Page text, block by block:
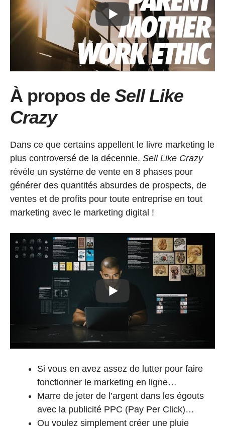
À propos de Sell Like
Crazy
Dans ce que certains appellent le livre marketing le
plus controversé de la décennie. Sell Like Crazy
révèle un système de vente en 8 phases pour
générer des quantités absurdes de prospects, de
ventes et de profits pour toute entreprise en tout
marketing avec le marketing digital !
Si vous en avez assez de lutter pour faire
fonctionner le marketing en ligne…
Marre de jeter de l’argent dans les égouts
avec la publicité PPC (Pay Per Click)…
Ou voulez simplement créer une pluie